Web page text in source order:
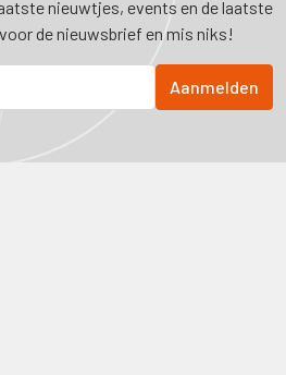
nieuwtjes, events en de laatste
de nieuwsbrief en mis niks!